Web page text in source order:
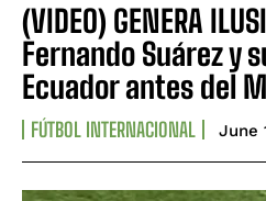
(VIDEO) GENERA
Fernando Suárez y
Ecuador antes del
FÚTBOL INTERNACIONAL June